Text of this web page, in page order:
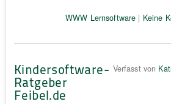
WWW Lernsoftware | Keine
Kindersoftware-
Ratgeber
Feibel.de
Verfasst von